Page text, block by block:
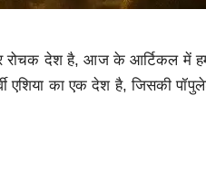
रोचक देश है, आज के आर्टिकल में
एशिया का एक देश है, जिसकी